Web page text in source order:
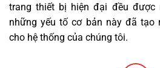
trang thiết bị hiện đại đều được
những yếu tố cơ bản này đã tạo
cho hệ thống của chúng tôi.